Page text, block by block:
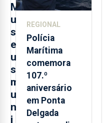
M
u
s
e
u
s
m
u
n
i
REGIONAL
Polícia
Marítima
comemora
107.º
aniversário
em Ponta
Delgada